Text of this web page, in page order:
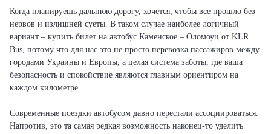
Когда планируешь дальнюю дорогу, хочется, чтобы все прошло без
нервов и излишней суеты. В таком случае наиболее логичный
вариант – купить билет на автобус Каменское – Оломоуц от KLR
Bus, потому что для нас это не просто перевозка пассажиров между
городами Украины и Европы, а целая система заботы, где ваша
безопасность и спокойствие являются главным ориентиром на
каждом километре.
Современные поездки автобусом давно перестали ассоциироваться.
Напротив, это та самая редкая возможность наконец-то уделить